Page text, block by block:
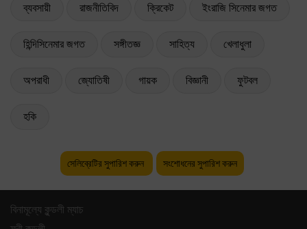
ব্যবসায়ী রাজনীতিবিদ ক্রিকেট ইংরাজি সিনেমার জগত
হিন্দিসিনেমার জগত সঙ্গীতজ্ঞ সাহিত্য খেলাধুলা
অপরাধী জ্যোতিষী গায়ক বিজ্ঞানী ফুটবল
হকি
সেলিব্রেটির সুপারিশ করুন সংশোধনের সুপারিশ করুন
বিনামূল্যে কুন্ডলী ম্যাচ